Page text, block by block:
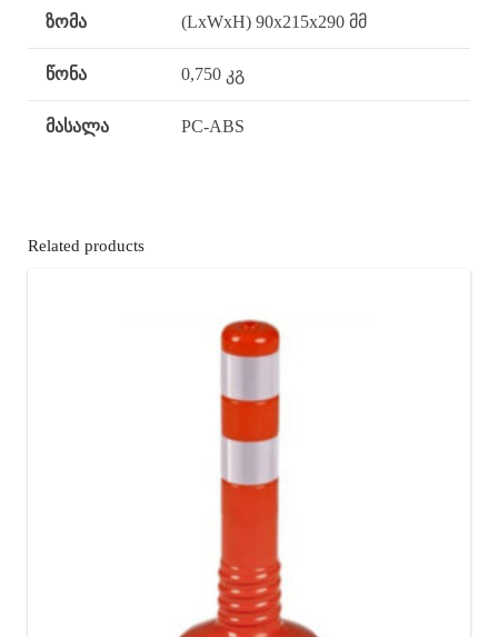
ზომა (LxWxH) 90x215x290 მმ
წონა 0,750 კგ
მასალა PC-ABS
Related products